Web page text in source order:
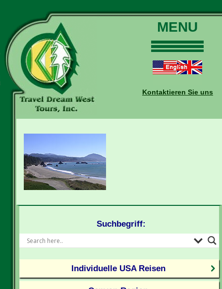
MENU
Touren
Daten und Preise
Buchungen
Kontaktieren Sie uns
Suchbegriff:
Individuelle USA Reisen